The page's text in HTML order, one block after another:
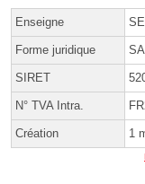
Enseigne
Forme juridique
SIRET
N° TVA Intra.
Création 1